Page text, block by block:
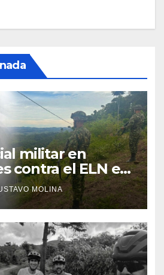
militar en
contra el ELN en
MOLINA